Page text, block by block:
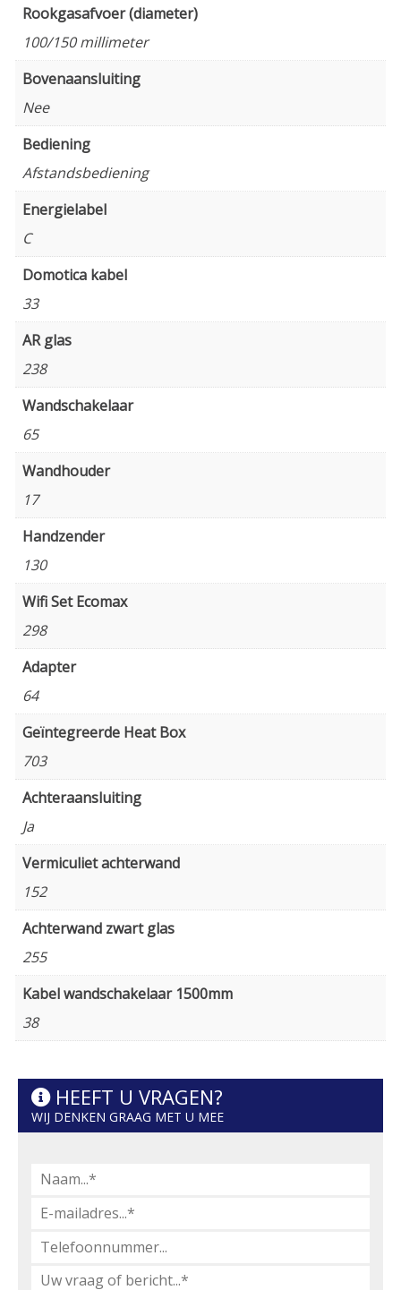
Rookgasafvoer (diameter)
100/150 millimeter
Bovenaansluiting
Nee
Bediening
Afstandsbediening
Energielabel
C
Domotica kabel
33
AR glas
238
Wandschakelaar
65
Wandhouder
17
Handzender
130
Wifi Set Ecomax
298
Adapter
64
Geïntegreerde Heat Box
703
Achteraansluiting
Ja
Vermiculiet achterwand
152
Achterwand zwart glas
255
Kabel wandschakelaar 1500mm
38
HEEFT U VRAGEN?
WIJ DENKEN GRAAG MET U MEE